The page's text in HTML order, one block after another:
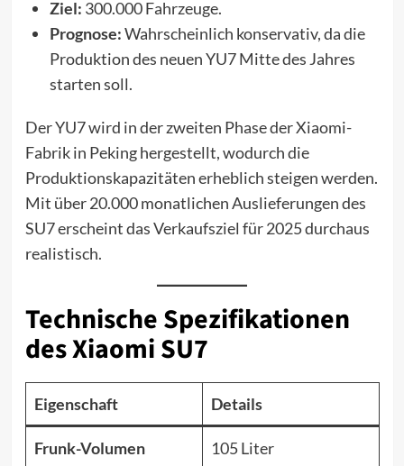
Ziel: 300.000 Fahrzeuge.
Prognose:Wahrscheinlich konservativ, da die
Produktion des neuen YU7 Mitte des Jahres
starten soll.
Der YU7 wird in der zweiten Phase der Xiaomi-
Fabrik in Peking hergestellt, wodurch die
Produktionskapazitäten erheblich steigen werden.
Mit über 20.000 monatlichen Auslieferungen des
SU7 erscheint das Verkaufsziel für 2025 durchaus
realistisch.
Technische Spezifikationen
des Xiaomi SU7
Eigenschaft Details
Frunk-Volumen 105 Liter